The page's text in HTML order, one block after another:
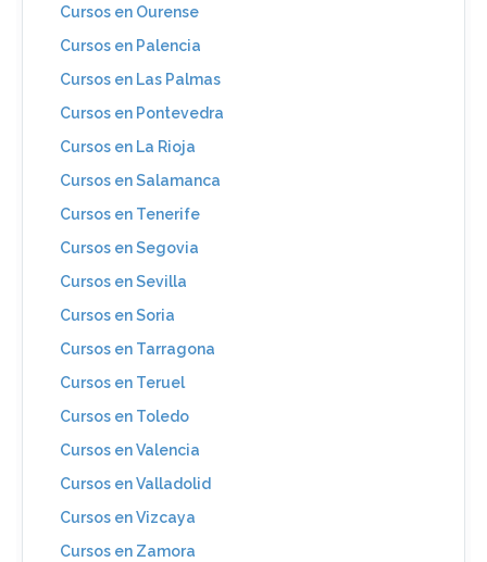
Cursos en Ourense
Cursos en Palencia
Cursos en Las Palmas
Cursos en Pontevedra
Cursos en La Rioja
Cursos en Salamanca
Cursos en Tenerife
Cursos en Segovia
Cursos en Sevilla
Cursos en Soria
Cursos en Tarragona
Cursos en Teruel
Cursos en Toledo
Cursos en Valencia
Cursos en Valladolid
Cursos en Vizcaya
Cursos en Zamora